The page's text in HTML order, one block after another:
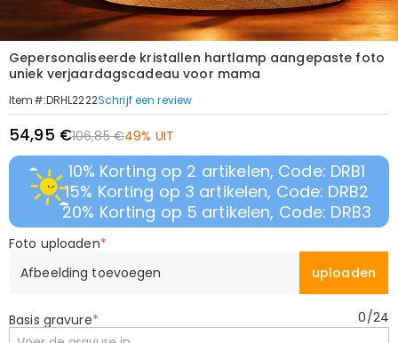
Gepersonaliseerde kristallen hartlamp aangepaste foto
uniek verjaardagscadeau voor mama
Item#:DRHL2222Schrijf een review
54,95 €106,85 €49% UIT
10% Korting op 2 artikelen, Code: DRB1
15% Korting op 3 artikelen, Code: DRB2
20% Korting op 5 artikelen, Code: DRB3
Foto uploaden*
Afbeelding toevoegen
uploaden
Basis gravure* 0/24